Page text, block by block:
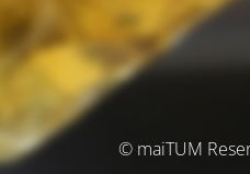
© maiTUM